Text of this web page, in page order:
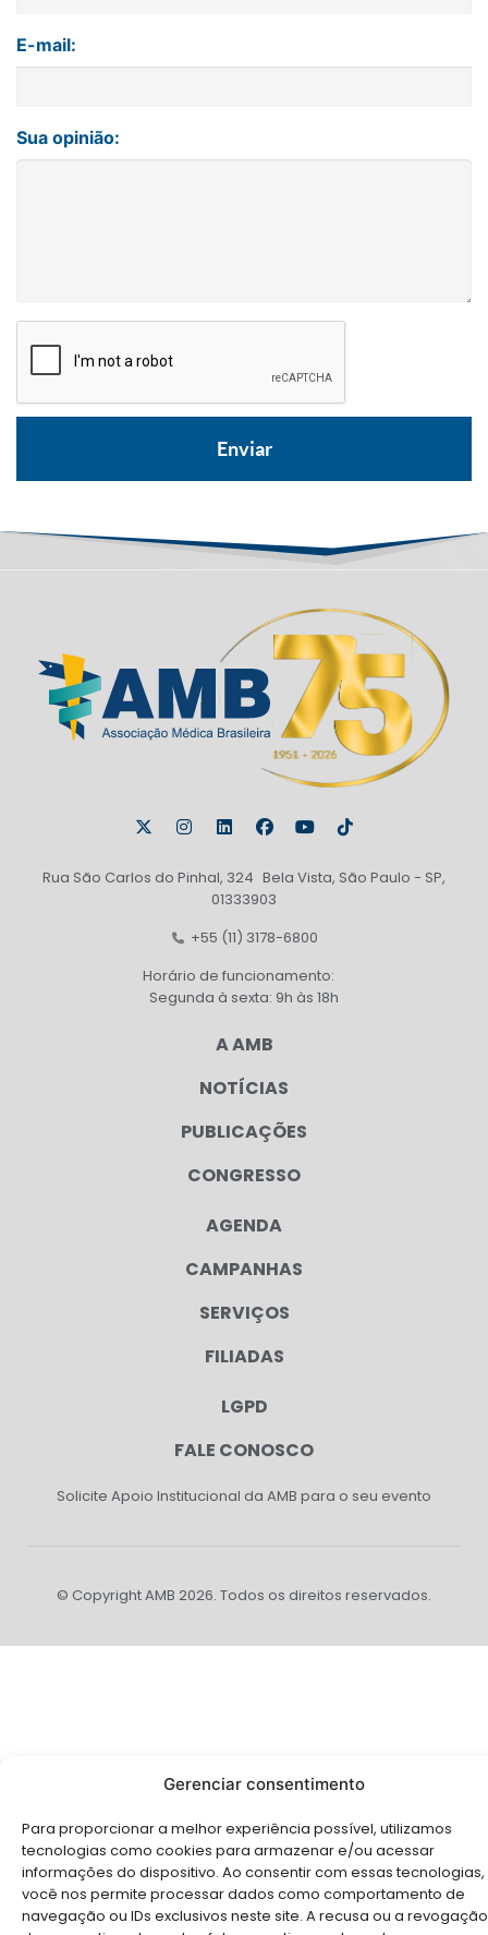
Gerenciar consentimento
Para proporcionar a melhor experiência possível, utilizamos
tecnologias como cookies para armazenar e/ou acessar
informações do dispositivo. Ao consentir com essas tecnologias,
você nos permite processar dados como comportamento de
navegação ou IDs exclusivos neste site. A recusa ou a revogação
E-mail:
Sua opinião:
Rua São Carlos do Pinhal, 324 Bela Vista, São Paulo - SP,
01333903
+55 (11) 3178-6800
Horário de funcionamento:
Segunda à sexta: 9h às 18h
A AMB
NOTÍCIAS
PUBLICAÇÕES
CONGRESSO
AGENDA
CAMPANHAS
SERVIÇOS
FILIADAS
LGPD
FALE CONOSCO
Solicite Apoio Institucional da AMB para o seu evento
© Copyright AMB 2026. Todos os direitos reservados.